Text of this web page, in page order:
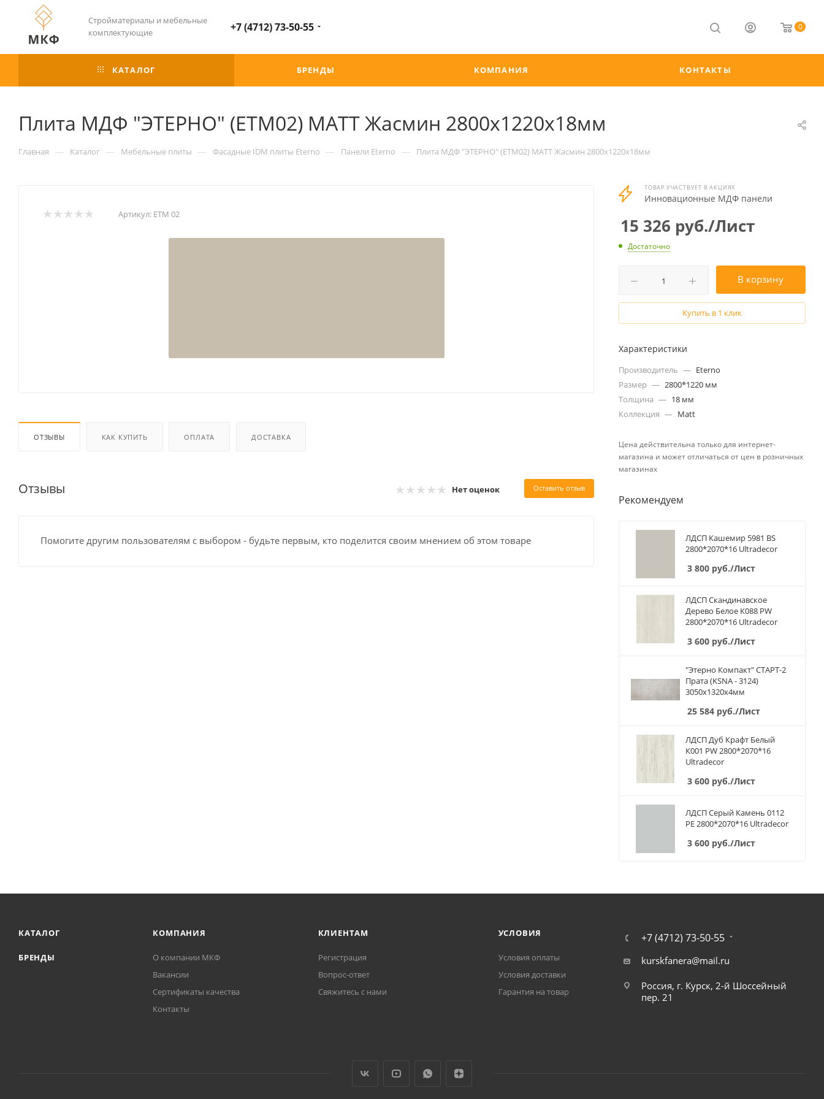
Стройматериалы и мебельные
комплектующие
+7 (4712) 73-50-55 0
КАТАЛОГ БРЕНДЫ КОМПАНИЯ КОНТАКТЫ
Плита МДФ "ЭТЕРНО" (ETM02) МАТТ Жасмин 2800х1220х18мм
Главная — Каталог — Мебельные плиты — Фасадные IDM плиты Eterno — Панели Eterno — Плита МДФ "ЭТЕРНО" (ETM02) МАТТ Жасмин 2800х1220х18мм
Артикул: ETM 02
ОТЗЫВЫ КАК КУПИТЬ ОПЛАТА ДОСТАВКА
Отзывы Нет оценок Оставить отзыв
Помогите другим пользователям с выбором - будьте первым, кто поделится своим мнением об этом товаре
ТОВАР УЧАСТВУЕТ В АКЦИЯХ
Инновационные МДФ панели
15 326 руб./Лист
Достаточно
В корзину
Купить в 1 клик
Характеристики
Производитель — Eterno
Размер — 2800*1220 мм
Толщина — 18 мм
Коллекция — Matt
Цена действительна только для интернет-
магазина и может отличаться от цен в розничных
магазинах
Рекомендуем
ЛДСП Кашемир 5981 BS
2800*2070*16 Ultradecor
3 800 руб./Лист
ЛДСП Скандинавское
Дерево Белое К088 PW
2800*2070*16 Ultradecor
3 600 руб./Лист
"Этерно Компакт" СТАРТ-2
Прата (KSNA - 3124)
3050х1320х4мм
25 584 руб./Лист
ЛДСП Дуб Крафт Белый
К001 PW 2800*2070*16
Ultradecor
3 600 руб./Лист
ЛДСП Серый Камень 0112
PE 2800*2070*16 Ultradecor
3 600 руб./Лист
КАТАЛОГ
БРЕНДЫ
КОМПАНИЯ
О компании МКФ
Вакансии
Сертификаты качества
Контакты
КЛИЕНТАМ
Регистрация
Вопрос-ответ
Свяжитесь с нами
УСЛОВИЯ
Условия оплаты
Условия доставки
Гарантия на товар
+7 (4712) 73-50-55
kurskfanera@mail.ru
Россия, г. Курск, 2-й Шоссейный
пер. 21